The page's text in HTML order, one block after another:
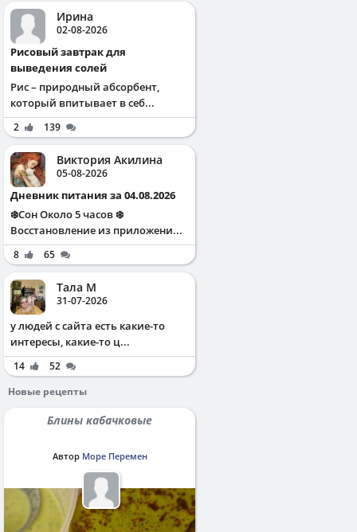
Ирина
02-08-2026
Рисовый завтрак для
выведения солей
Рис – природный абсорбент,
который впитывает в себ...
2 139
Виктория Акилина
05-08-2026
Дневник питания за 04.08.2026
❄️Сон Около 5 часов ❄️
Восстановление из приложени...
8 65
Тала М
31-07-2026
у людей с сайта есть какие-то
интересы, какие-то ц...
14
52
Новые рецепты
Блины кабачковые
Автор Море Перемен